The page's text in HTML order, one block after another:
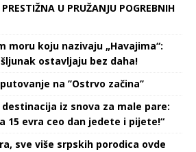
U PRUŽANJU POGREBNIH
moru koju nazivaju „Havajima“:
ostavljaju bez daha!
na ’’Ostrvo začina’’
destinacija iz snova za male pare:
15 evra ceo dan jedete i pijete!“
sve više srpskih porodica ovde